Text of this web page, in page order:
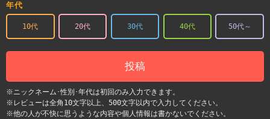
年代
10代 20代 30代 40代 50代～
投稿
※ニックネーム･性別･年代は初回のみ入力できます。
※レビューは全角10文字以上、500文字以内で入力してください。
※他の人が不快に思うような内容や個人情報は書かないでください。